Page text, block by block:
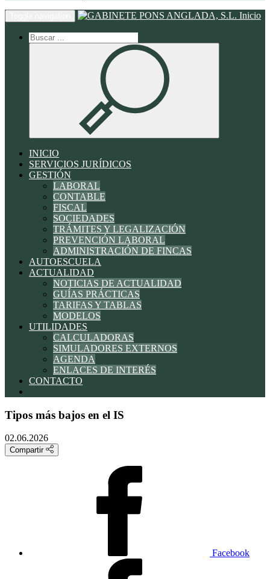
Inicio
INICIO
SERVICIOS JURÍDICOS
GESTIÓN
LABORAL
CONTABLE
FISCAL
SOCIEDADES
TRÁMITES Y LEGALIZACIÓN
PREVENCIÓN LABORAL
ADMINISTRACIÓN DE FINCAS
AUTOESCUELA
ACTUALIDAD
NOTICIAS DE ACTUALIDAD
GUÍAS PRÁCTICAS
TARIFAS Y TABLAS
MODELOS
UTILIDADES
CALCULADORAS
SIMULADORES EXTERNOS
AGENDA
ENLACES DE INTERÉS
CONTACTO
Tipos más bajos en el IS
02.06.2026
Compartir
Facebook